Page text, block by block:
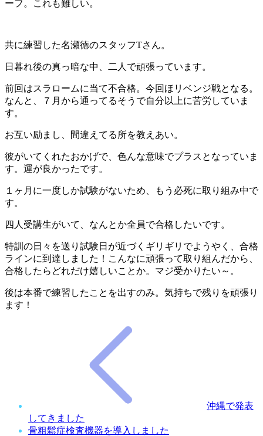
ーフ。これも難しい。
共に練習した名瀬徳のスタッフTさん。
日暮れ後の真っ暗な中、二人で頑張っています。
前回はスラロームに当て不合格。今回ほリベンジ戦となる。
なんと、７月から通ってるそうで自分以上に苦労していま
す。
お互い励まし、間違えてる所を教えあい。
彼がいてくれたおかげで、色んな意味でプラスとなっていま
す。運が良かったです。
１ヶ月に一度しか試験がないため、もう必死に取り組み中で
す。
四人受講生がいて、なんとか全員で合格したいです。
特訓の日々を送り試験日が近づくギリギリでようやく、合格
ラインに到達しました！こんなに頑張って取り組んだから、
合格したらどれだけ嬉しいことか。マジ受かりたい～。
後は本番で練習したことを出すのみ。気持ちで残りを頑張り
ます！
沖縄で発表
してきました
骨粗鬆症検査機器を導入しました